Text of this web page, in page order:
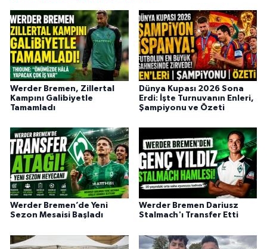
Werder Bremen, Zillertal
Kampını Galibiyetle
Tamamladı
Dünya Kupası 2026 Sona
Erdi: İşte Turnuvanın Enleri,
Şampiyonu ve Özeti
Werder Bremen’de Yeni
Sezon Mesaisi Başladı
Werder Bremen Dariusz
Stalmach'ı Transfer Etti